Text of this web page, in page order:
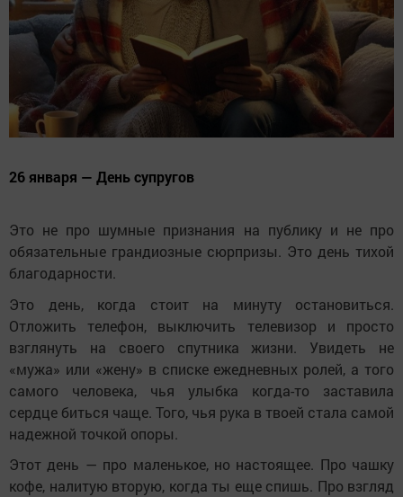
26 января — День супругов
Это не про шумные признания на публику и не про
обязательные грандиозные сюрпризы. Это день тихой
благодарности.
Это день, когда стоит на минуту остановиться.
Отложить телефон, выключить телевизор и просто
взглянуть на своего спутника жизни. Увидеть не
«мужа» или «жену» в списке ежедневных ролей, а того
самого человека, чья улыбка когда-то заставила
сердце биться чаще. Того, чья рука в твоей стала самой
надежной точкой опоры.
Этот день — про маленькое, но настоящее. Про чашку
кофе, налитую вторую, когда ты еще спишь. Про взгляд